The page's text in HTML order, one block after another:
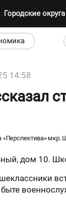
Городские округа
14:58
«Перспектива» мкр.
дом 10.
быте